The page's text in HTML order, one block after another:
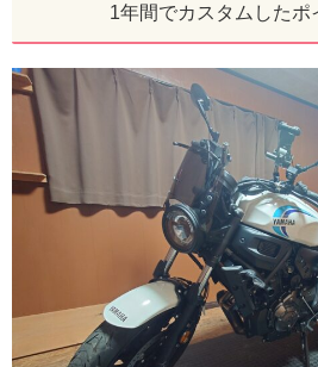
1年間でカスタムしたポ